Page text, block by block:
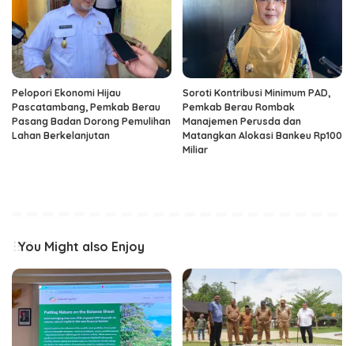
Pelopori Ekonomi Hijau
Pascatambang, Pemkab Berau
Pasang Badan Dorong Pemulihan
Lahan Berkelanjutan
Soroti Kontribusi Minimum PAD,
Pemkab Berau Rombak
Manajemen Perusda dan
Matangkan Alokasi Bankeu Rp100
Miliar
You Might also Enjoy